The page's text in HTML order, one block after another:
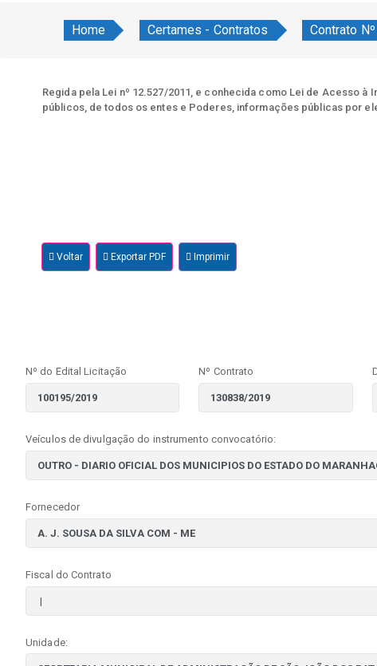
Home Certames - Contratos Contrato
Regida pela Lei nº 12.527/2011, e conhecida como Lei de Acesso
públicos, de todos os entes e Poderes, informações públicas por
Voltar Exportar PDF Imprimir
Nº do Edital Licitação Nº Contrato
Veículos de divulgação do instrumento convocatório:
Fornecedor
Fiscal do Contrato
Unidade: